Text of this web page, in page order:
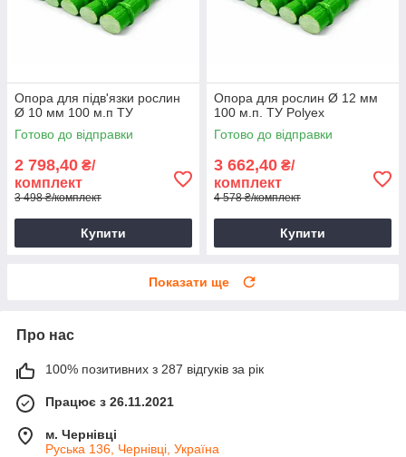
Опора для підв'язки рослин
Ø 10 мм 100 м.п ТУ
Готово до відправки
2 798,40 ₴/
комплект
3 498 ₴/комплект
Купити
Опора для рослин Ø 12 мм
100 м.п. ТУ Polyex
Готово до відправки
3 662,40 ₴/
комплект
4 578 ₴/комплект
Купити
Показати ще
Про нас
100% позитивних з 287 відгуків за рік
Працює з 26.11.2021
м. Чернівці
Руська 136, Чернівці, Україна